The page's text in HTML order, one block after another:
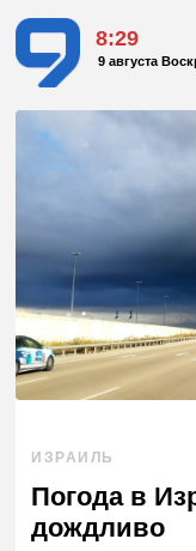
8:29
9 августа
ИЗРАИЛЬ
Погода в
дождливо